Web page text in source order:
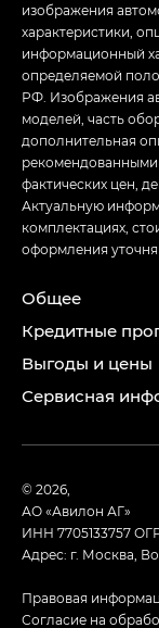
изображения
характеристики,
информационный
определяемой
РФ. Изображения
моделей, часть
дополнительная
рекомендованными
фактических цен,
Актуальную
комплектациях,
оформления
Общее
Кредитные
Выгоды и цены
Сервисная
© 2026,
АО «Авилон АГ»
ИНН 7705133757
Адрес: г. Москва,
Правовая
Согласие на